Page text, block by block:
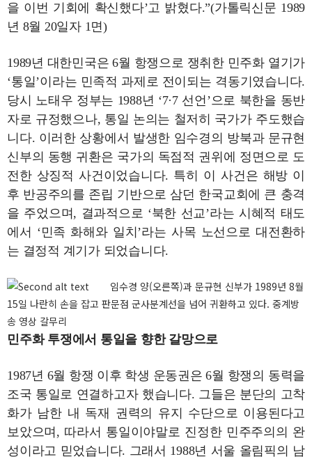
을 이번 기회에 확신했다’고 밝혔다.”(가톨릭신문 1989
년 8월 20일자 1면)
1989년 대한민국은 6월 항쟁으로 쟁취한 민주화 열기가
‘통일’이라는 민족적 과제로 전이되는 격동기였습니다.
당시 노태우 정부는 1988년 ‘7·7 선언’으로 북한을 동반
자로 규정했으나, 통일 논의는 철저히 국가가 주도했습
니다. 이러한 상황에서 발생한 임수경의 방북과 문규현
신부의 동행 귀환은 국가의 독점적 권위에 정면으로 도
전한 상징적 사건이었습니다. 특히 이 사건은 해방 이
후 반공주의를 존립 기반으로 삼던 한국교회에 큰 충격
을 주었으며, 결과적으로 ‘북한 선교’라는 시혜적 태도
에서 ‘민족 화해와 일치’라는 사목 노선으로 대전환하
는 결정적 계기가 되었습니다.
임수경 양(오른쪽)과 문규현 신부가 1989년 8월
15일 나란히 손을 잡고 판문점 군사분계선을 넘어 귀환하고 있다. 중계방
송 영상 갈무리
민주화 투쟁에서 통일을 향한 갈망으로
1987년 6월 항쟁 이후 학생 운동권은 6월 항쟁의 동력을
조국 통일로 연결하고자 했습니다. 그들은 분단의 고착
화가 남한 내 독재 권력의 유지 수단으로 이용된다고
보았으며, 따라서 통일이야말로 진정한 민주주의의 완
성이라고 믿었습니다. 그래서 1988년 서울 올림픽의 남